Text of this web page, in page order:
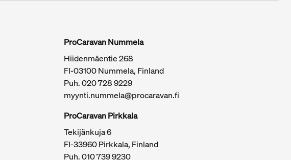
ProCaravan Nummela
Hiidenmäentie 268
FI-03100 Nummela, Finland
Puh.020 728 9229
myynti.nummela@procaravan.fi
ProCaravan Pirkkala
Tekijänkuja 6
FI-33960 Pirkkala, Finland
Puh.010 739 9230